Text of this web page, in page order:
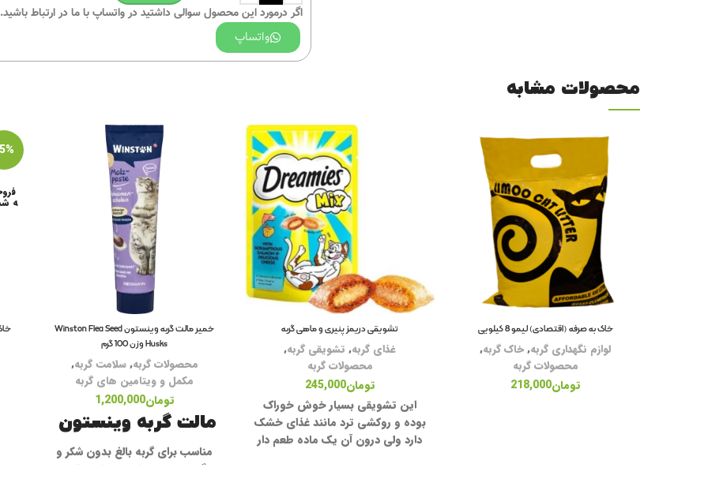
اگر درمورد این محصول سوالی داشتید در واتساپ با ما در ارتباط باشید.
واتساپ
محصولات مشابه
خاک به صرفه (اقتصادی) لیمو 8 کیلویی
لوازم نگهداری گربه,خاک گربه,
محصولات گربه
تومان218,000
تشویقی دریمز پنیری و ماهی گربه
غذای گربه, تشویقی گربه,
محصولات گربه
تومان245,000
این تشویقی بسیار خوش خوراک
بوده و روکشی ترد مانند غذای خشک
دارد ولی درون آن یک ماده طعم دار
خمیر مالت گربه وینستون Winston Flea Seed
Husks وزن 100 گرم
محصولات گربه,سلامت گربه,
مکمل و ویتامین های گربه
تومان1,200,000
مالت گربه وینستون
مناسب برای گربه‌ بالغ بدون شکر و
رنگ مصنوعی حاوی عصاره مالت و
ه